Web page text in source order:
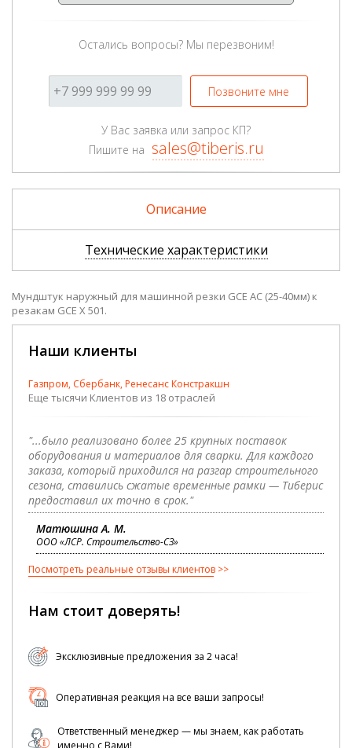
Остались вопросы? Мы перезвоним!
Позвоните мне
У Вас заявка или запрос КП?
Пишите на sales@tiberis.ru
Описание
Технические характеристики
Мундштук наружный для машинной резки GCE AC (25-40мм) к
резакам GCE X 501.
Наши клиенты
Газпром, Сбербанк, Ренесанс Констракшн
Еще тысячи Клиентов из 18 отраслей
"...было реализовано более 25 крупных поставок
оборудования и материалов для сварки. Для каждого
заказа, который приходился на разгар строительного
сезона, ставились сжатые временные рамки — Тиберис
предоставил их точно в срок."
Матюшина А. М.
ООО «ЛСР. Строительство-СЗ»
Посмотреть реальные отзывы клиентов
Нам стоит доверять!
Эксклюзивные предложения за 2 часа!
Оперативная реакция на все ваши запросы!
Ответственный менеджер — мы знаем, как работать
именно с Вами!